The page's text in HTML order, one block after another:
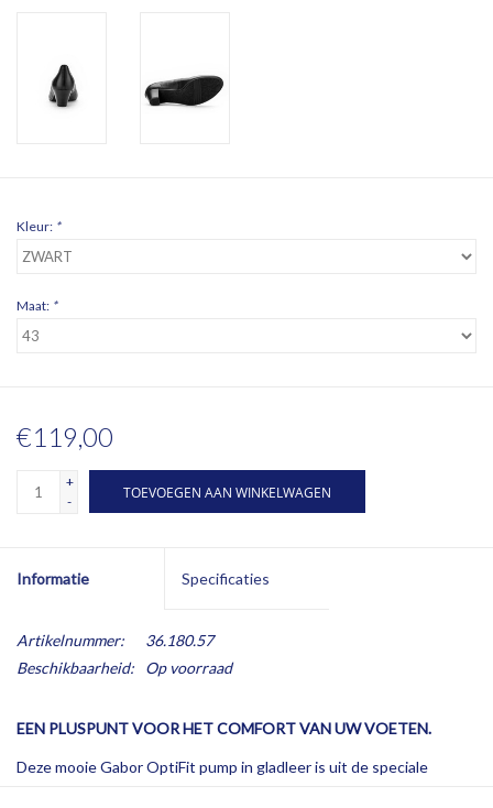
Kleur: *
Maat: *
€119,00
+
-
TOEVOEGEN AAN WINKELWAGEN
Informatie Specificaties
Artikelnummer:
36.180.57
Beschikbaarheid:
Op voorraad
EEN PLUSPUNT VOOR HET COMFORT VAN UW VOETEN.
Deze mooie Gabor OptiFit pump in gladleer is uit de speciale